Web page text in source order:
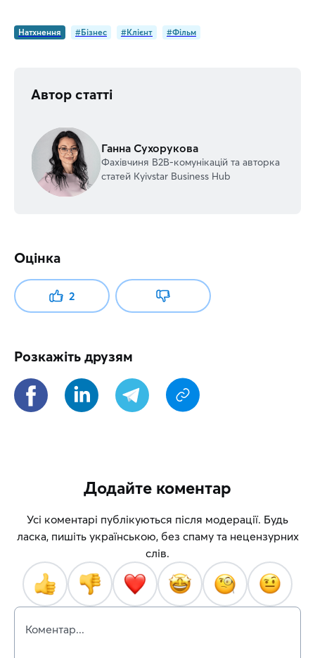
Натхнення #Бізнес #Клієнт #Фільм
Автор статті
Ганна Сухорукова
Фахівчиня В2В-комунікацій та авторка
статей Kyivstar Business Hub
Оцінка
2
Розкажіть друзям
Додайте коментар
Усі коментарі публікуються після модерації. Будь
ласка, пишіть українською, без спаму та нецензурних
слів.
Коментар...